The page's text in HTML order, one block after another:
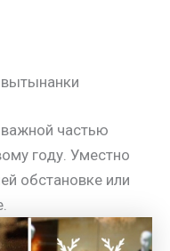
частью
году. Уместно
обстановке или